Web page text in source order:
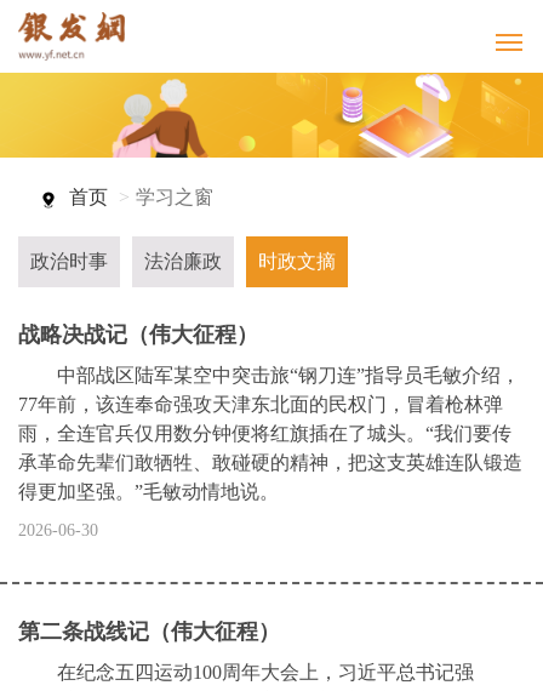
首页 学习之窗
政治时事 法治廉政 时政文摘
战略决战记（伟大征程）
中部战区陆军某空中突击旅“钢刀连”指导员毛敏介绍，
77年前，该连奉命强攻天津东北面的民权门，冒着枪林弹
雨，全连官兵仅用数分钟便将红旗插在了城头。“我们要传
承革命先辈们敢牺牲、敢碰硬的精神，把这支英雄连队锻造
得更加坚强。”毛敏动情地说。
2026-06-30
第二条战线记（伟大征程）
在纪念五四运动100周年大会上，习近平总书记强